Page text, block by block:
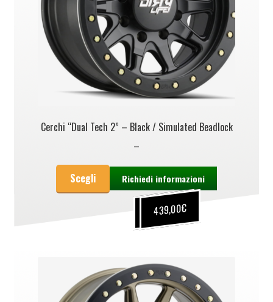
Cerchi “Dual Tech 2” – Black / Simulated Beadlock
339,00€
–
439,00€
Scegli Richiedi informazioni